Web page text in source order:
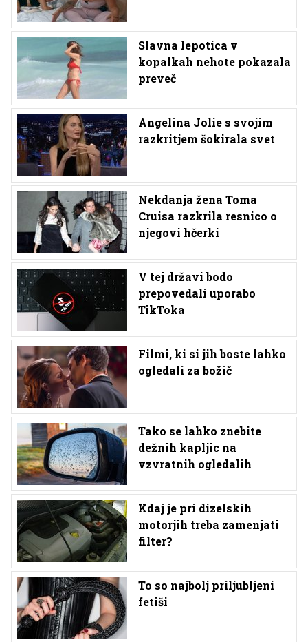
Slavna lepotica v
kopalkah nehote pokazala
preveč
Angelina Jolie s svojim
razkritjem šokirala svet
Nekdanja žena Toma
Cruisa razkrila resnico o
njegovi hčerki
V tej državi bodo
prepovedali uporabo
TikToka
Filmi, ki si jih boste lahko
ogledali za božič
Tako se lahko znebite
dežnih kapljic na
vzvratnih ogledalih
Kdaj je pri dizelskih
motorjih treba zamenjati
filter?
To so najbolj priljubljeni
fetiši